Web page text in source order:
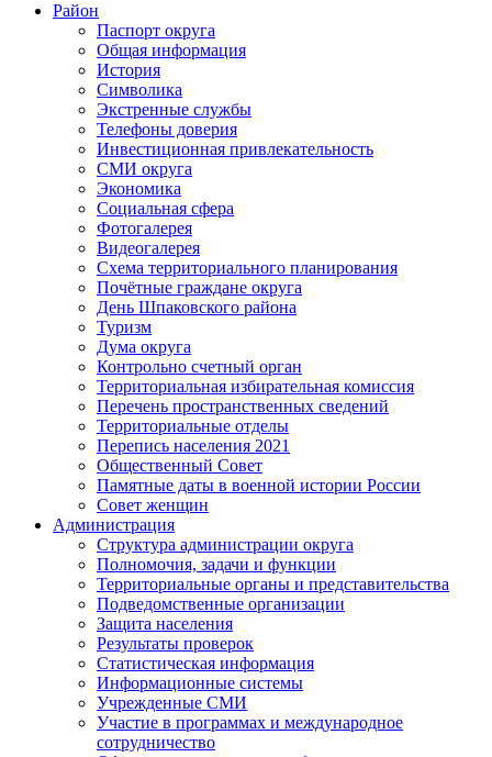
Район
Паспорт округа
Общая информация
История
Символика
Экстренные службы
Телефоны доверия
Инвестиционная привлекательность
СМИ округа
Экономика
Социальная сфера
Фотогалерея
Видеогалерея
Схема территориального планирования
Почётные граждане округа
День Шпаковского района
Туризм
Дума округа
Контрольно счетный орган
Территориальная избирательная комиссия
Перечень пространственных сведений
Территориальные отделы
Перепись населения 2021
Общественный Совет
Памятные даты в военной истории России
Совет женщин
Администрация
Структура администрации округа
Полномочия, задачи и функции
Территориальные органы и представительства
Подведомственные организации
Защита населения
Результаты проверок
Статистическая информация
Информационные системы
Учрежденные СМИ
Участие в программах и международное
сотрудничество